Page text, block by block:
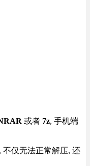
或者 7z, 手机端
仅无法正常解压, 还